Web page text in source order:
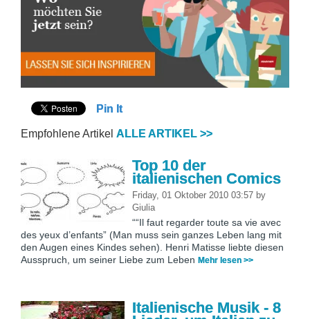
Pin It
Empfohlene Artikel ALLE ARTIKEL >>
Top 10 der
italienischen Comics
Friday, 01 Oktober 2010 03:57 by
Giulia
““Il faut regarder toute sa vie avec
des yeux d’enfants” (Man muss sein ganzes Leben lang mit
den Augen eines Kindes sehen). Henri Matisse liebte diesen
Ausspruch, um seiner Liebe zum Leben Mehr lesen >>
Italienische Musik - 8